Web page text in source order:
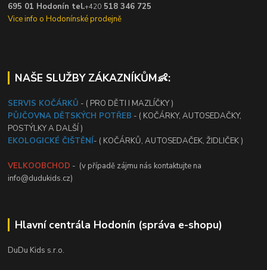
695 01 Hodonín tel.+420 518 346 725
Vice info o Hodonínské prodejně
NAŠE SLUŽBY ZÁKAZNÍKŮM👶:
SERVIS KOČÁRKŮ - ( PRO DĚTI I MAZLÍČKY )
PŮJČOVNA DĚTSKÝCH POTŘEB - ( KOČÁRKY, AUTOSEDAČKY,
POSTÝLKY A DALŠÍ )
EKOLOGICKÉ ČIŠTĚNÍ- ( KOČÁRKŮ, AUTOSEDAČEK, ŽIDLIČEK )
VELKOOBCHOD - (v případě zájmu nás kontaktujte na
info@dudukids.cz)
Hlavní centrála Hodonín (správa e-shopu)
DuDu Kids s.r.o.